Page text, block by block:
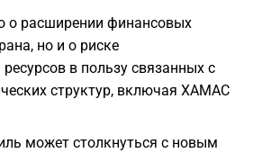
о расширении финансовых
но и о риске
в пользу связанных с
структур, включая ХАМАС
может столкнуться с новым